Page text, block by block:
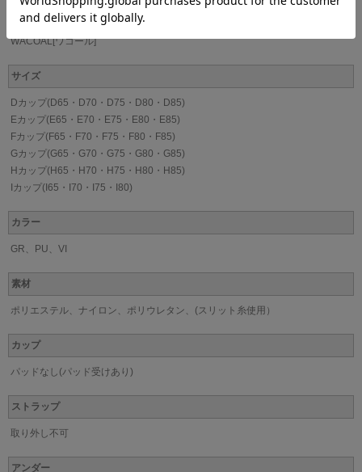
ブランド
WACOAL[ワコール]
サイズ
Dカップ(D65・D70・D75・D80・D85)
Eカップ(E65・E70・E75・E80・E85)
Fカップ(F65・F70・F75・F80・F85)
Gカップ(G65・G70・G75・G80・G85)
Hカップ(H65・H70・H75・H80・H85)
Iカップ(I65・I70・I75・I80)
カラー
GR、PU、VI
素材
ポリエステル、ナイロン、ポリウレタン、(スリット糸使用）
カップ
パッドなし(パッド受けあり)
ストラップ
取り外し不可
アンダー